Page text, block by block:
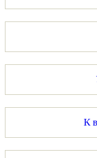
К